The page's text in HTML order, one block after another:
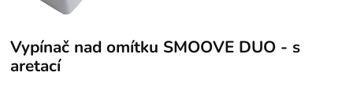
Vypínač nad omítku SMOOVE DUO - s
aretací